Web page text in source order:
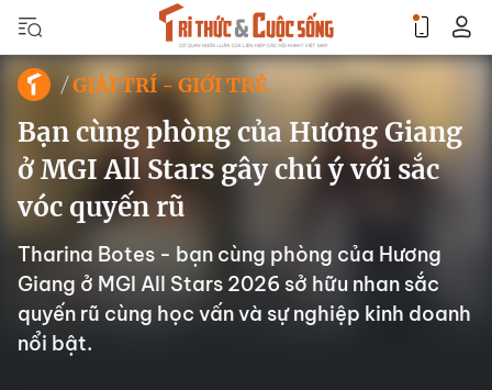
GIẢI TRÍ - GIỚI TRẺ
Bạn cùng phòng của Hương Giang
ở MGI All Stars gây chú ý với sắc
vóc quyến rũ
Tharina Botes - bạn cùng phòng của Hương
Giang ở MGI All Stars 2026 sở hữu nhan sắc
quyến rũ cùng học vấn và sự nghiệp kinh doanh
nổi bật.